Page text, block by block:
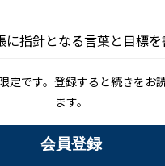
指針となる言葉と目標を
定です。登録すると続きをお
ます。
会員登録